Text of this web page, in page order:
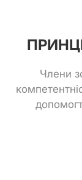
Члени